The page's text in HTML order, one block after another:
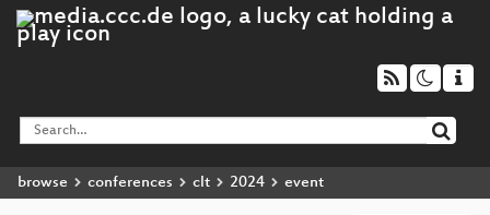
browse conferences clt 2024 event